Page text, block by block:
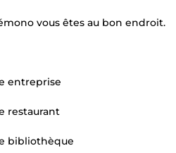
vous êtes au bon endroit.
entreprise
restaurant
bibliothèque